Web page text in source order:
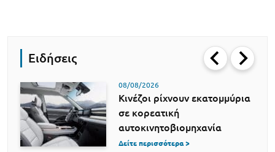
Ειδήσεις
08/08/2026
Κινέζοι ρίχνουν εκατομμύρια
σε κορεατική
αυτοκινητοβιομηχανία
Δείτε περισσότερα >